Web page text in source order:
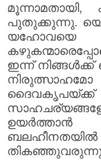
പുതുക്കുന്നു.
യഹോവയെ
ഇന്ന്
ഉയർത്താൻ